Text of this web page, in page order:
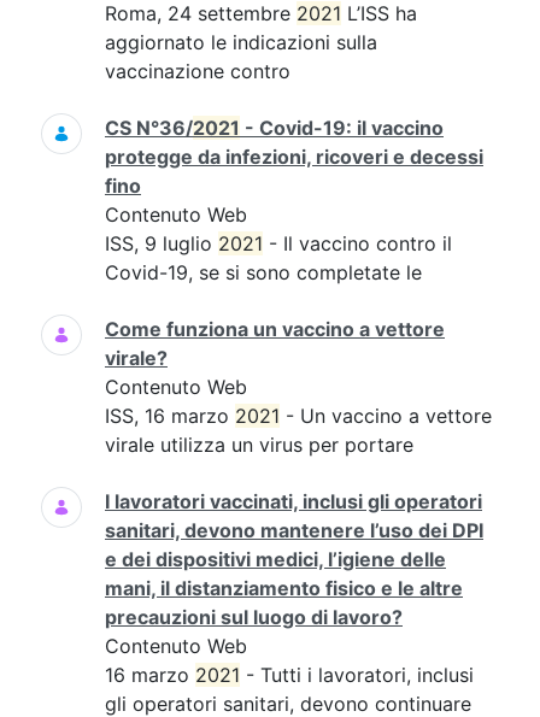
Roma, 24 settembre 2021 L’ISS ha
aggiornato le indicazioni sulla
vaccinazione contro
CS N°36/2021 - Covid-19: il vaccino
protegge da infezioni, ricoveri e decessi
fino
Contenuto Web
ISS, 9 luglio 2021 - Il vaccino contro il
Covid-19, se si sono completate le
Come funziona un vaccino a vettore
virale?
Contenuto Web
ISS, 16 marzo 2021 - Un vaccino a vettore
virale utilizza un virus per portare
I lavoratori vaccinati, inclusi gli operatori
sanitari, devono mantenere l’uso dei DPI
e dei dispositivi medici, l’igiene delle
mani, il distanziamento fisico e le altre
precauzioni sul luogo di lavoro?
Contenuto Web
16 marzo 2021 - Tutti i lavoratori, inclusi
gli operatori sanitari, devono continuare